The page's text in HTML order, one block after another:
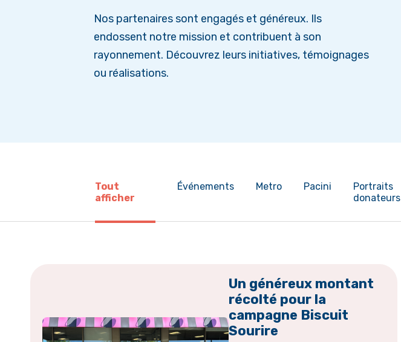
Nos partenaires sont engagés et généreux. Ils
endossent notre mission et contribuent à son
rayonnement. Découvrez leurs initiatives, témoignages
ou réalisations.
Tout
afficher
Événements Metro Pacini
Portraits
donateurs
Un généreux montant
récolté pour la
campagne Biscuit
Sourire